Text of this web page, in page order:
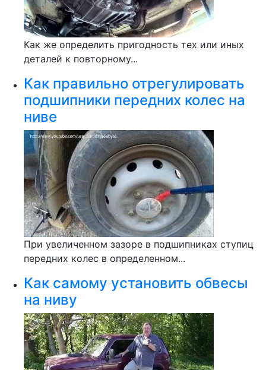
Как же определить пригодность тех или иных
деталей к повторному...
Как правильно отрегулировать
подшипники передних колес на
ниве
При увеличенном зазоре в подшипниках ступиц
передних колес в определенном...
Как самому установить обвесы
на ниву